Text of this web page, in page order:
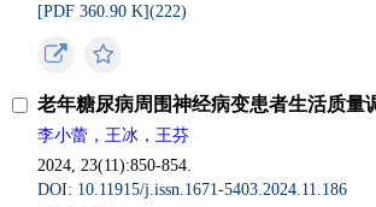
[PDF 360.90 K](222)
老年糖尿病周围神经病变患者生活质量
李小蕾，王冰，王芬
2024, 23(11):850-854.
DOI: 10.11915/j.issn.1671-5403.2024.11.186